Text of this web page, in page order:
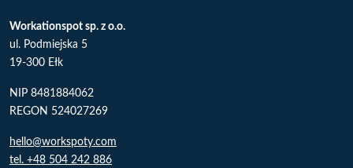
Workationspot sp. z o.o.
ul. Podmiejska 5
19-300 Ełk
NIP 8481884062
REGON 524027269
hello@workspoty.com
tel. +48 504 242 886